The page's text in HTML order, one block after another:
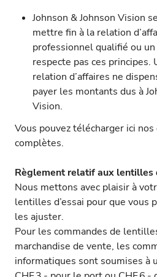
Johnson & Johnson Vision
mettre fin à la relation
professionnel qualifié ou
respecte pas ces principes.
relation d’affaires ne
payer les montants dus à
Vision.
Vous pouvez télécharger ici
complètes.
Règlement relatif aux lentilles
Nous mettons avec plaisir à
lentilles d’essai pour que vous
les ajuster.
Pour les commandes de
marchandise de vente, les
informatiques sont soumises à